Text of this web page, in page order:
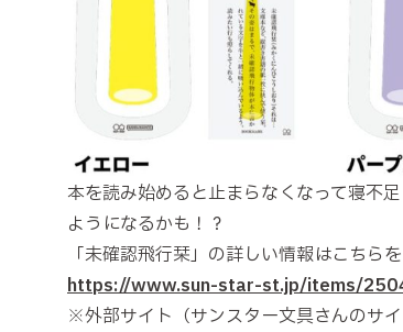
本を読み始めると止まらなくなって寝不
ようになるかも！？
「未確認飛行栞」の詳しい情報はこちら
https://www.sun-star-st.jp/items/
※外部サイト（サンスター文具さんのサイ